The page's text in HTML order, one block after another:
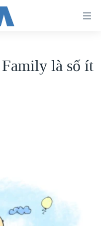
MỸ: QUÁ KHỨ VÀ HIỆN
là số ít